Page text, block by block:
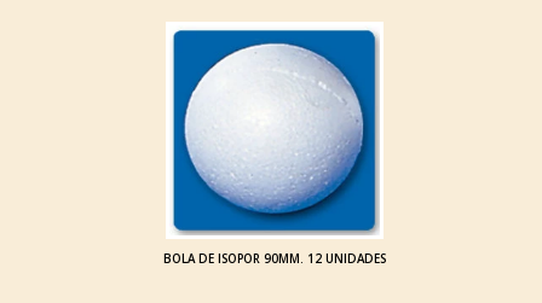
BOLA DE ISOPOR 90MM. 12 UNIDADES